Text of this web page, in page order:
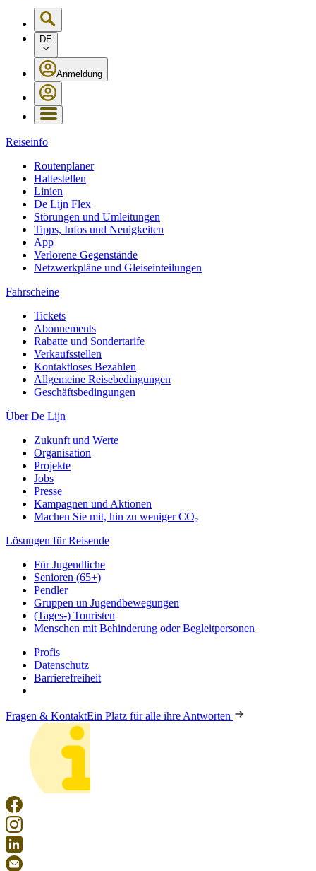
DE
Anmeldung
Reiseinfo
Routenplaner
Haltestellen
Linien
De Lijn Flex
Störungen und Umleitungen
Tipps, Infos und Neuigkeiten
App
Verlorene Gegenstände
Netzwerkpläne und Gleiseinteilungen
Fahrscheine
Tickets
Abonnements
Rabatte und Sondertarife
Verkaufsstellen
Kontaktloses Bezahlen
Allgemeine Reisebedingungen
Geschäftsbedingungen
Über De Lijn
Zukunft und Werte
Organisation
Projekte
Jobs
Presse
Kampagnen und Aktionen
Machen Sie mit, hin zu weniger CO₂
Lösungen für Reisende
Für Jugendliche
Senioren (65+)
Pendler
Gruppen un Jugendbewegungen
(Tages-) Touristen
Menschen mit Behinderung oder Begleitpersonen
Profis
Datenschutz
Barrierefreiheit
Fragen & KontaktEin Platz für alle ihre Antworten